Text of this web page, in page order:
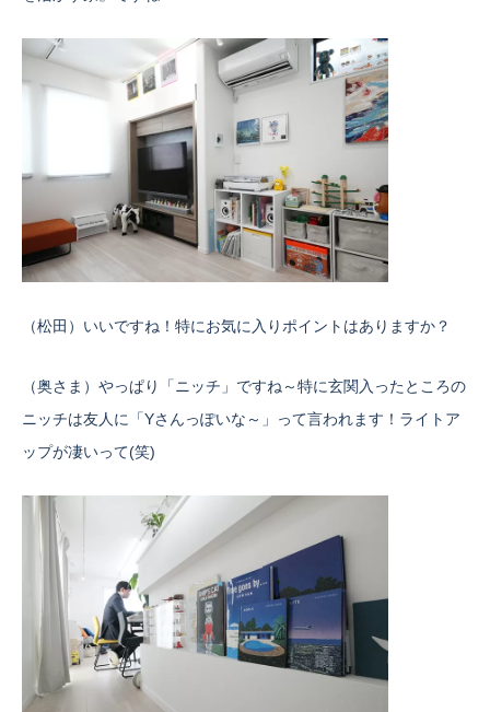
（松田）いいですね！特にお気に入りポイントはありますか？
（奥さま）やっぱり「ニッチ」ですね～特に玄関入ったところの
ニッチは友人に「Yさんっぽいな～」って言われます！ライトア
ップが凄いって(笑)